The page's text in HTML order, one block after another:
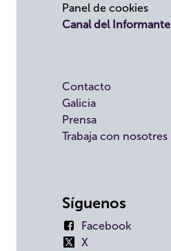
Panel de cookies
Canal del Informante
Contacto
Galicia
Prensa
Trabaja con nosotres
Síguenos
Facebook
X